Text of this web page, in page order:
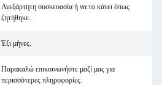
Ανεξάρτητη συσκευασία ή να το κάνει όπως
ζητήθηκε.
Έξι μήνες.
Παρακαλώ επικοινωνήστε μαζί μας για
περισσότερες πληροφορίες.